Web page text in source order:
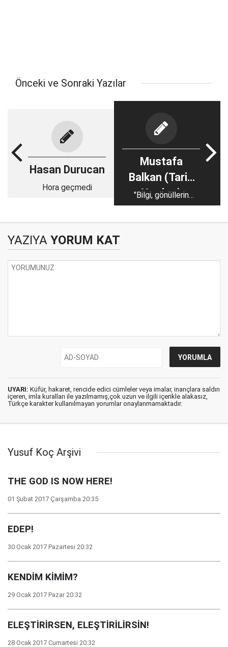
Önceki ve Sonraki Yazılar
Hasan Durucan
Hora geçmedi
Mustafa
Balkan (Tarih
Yazıları)
"Bilgi, gönüllerin
yaşayışıdır”
YAZIYA YORUM KAT
UYARI: Küfür, hakaret, rencide edici cümleler veya imalar, inançlara saldırı
içeren, imla kuralları ile yazılmamış,çok uzun ve ilgili içerikle alakasız,
Türkçe karakter kullanılmayan yorumlar onaylanmamaktadır.
Yusuf Koç Arşivi
THE GOD IS NOW HERE!
01 Şubat 2017 Çarşamba 20:35
EDEP!
30 Ocak 2017 Pazartesi 20:32
KENDİM KİMİM?
29 Ocak 2017 Pazar 20:32
ELEŞTİRİRSEN, ELEŞTİRİLİRSİN!
28 Ocak 2017 Cumartesi 20:32